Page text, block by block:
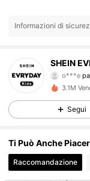
Informazioni di
SHEIN
4.90
o***e
4.90
4.90
3.1M
Segui
Ti Può Anche
Raccomandazione